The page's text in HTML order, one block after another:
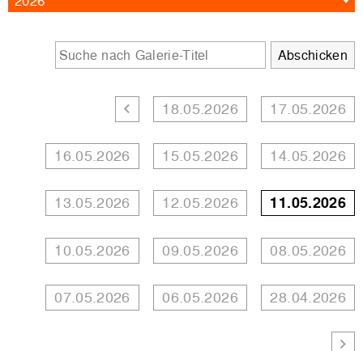
18.05.2026 17.05.2026
16.05.2026 15.05.2026 14.05.2026
13.05.2026 12.05.2026 11.05.2026
10.05.2026 09.05.2026 08.05.2026
07.05.2026 06.05.2026 28.04.2026